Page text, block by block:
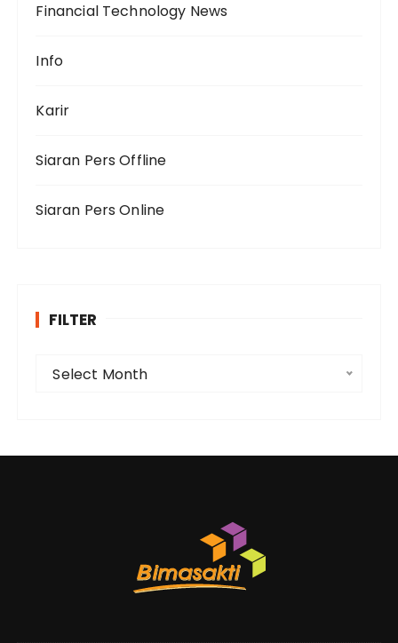
Financial Technology News
Info
Karir
Siaran Pers Offline
Siaran Pers Online
FILTER
e
Select Month